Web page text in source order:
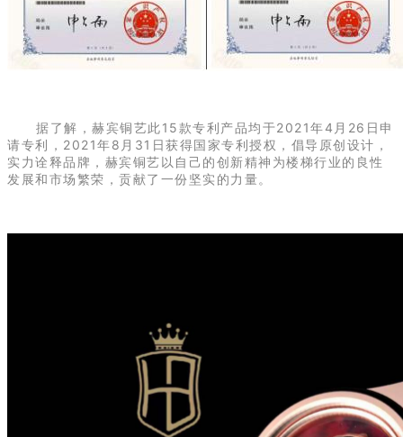
据了解，赫宾铜艺此15款专利产品均于2021年4月26日申
请专利，2021年8月31日获得国家专利授权，倡导原创设计，
实力诠释品牌，赫宾铜艺以自己的创新精神为楼梯行业的良性
发展和市场繁荣，贡献了一份坚实的力量。